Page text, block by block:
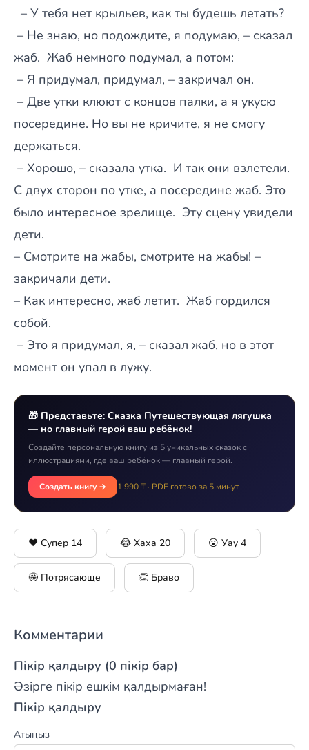
– У тебя нет крыльев, как ты будешь летать?
– Не знаю, но подождите, я подумаю, – сказал
жаб. Жаб немного подумал, а потом:
– Я придумал, придумал, – закричал он.
– Две утки клюют с концов палки, а я укусю
посередине. Но вы не кричите, я не смогу
держаться.
– Хорошо, – сказала утка. И так они взлетели.
С двух сторон по утке, а посередине жаб. Это
было интересное зрелище. Эту сцену увидели
дети.
– Смотрите на жабы, смотрите на жабы! –
закричали дети.
– Как интересно, жаб летит. Жаб гордился
собой.
– Это я придумал, я, – сказал жаб, но в этот
момент он упал в лужу.
🎁 Представьте: Сказка Путешествующая лягушка
— но главный герой ваш ребёнок!
Создайте персональную книгу из 5 уникальных сказок с
иллюстрациями, где ваш ребёнок — главный герой.
Создать книгу → 1 990 ₸ · PDF готово за 5 минут
❤️ Супер 14 😂 Хаха 20 😮 Уау 4
🤩 Потрясающе 👏 Браво
Комментарии
Пікір қалдыру (0 пікір бар)
Әзірге пікір ешкім қалдырмаған!
Пікір қалдыру
Атыңыз